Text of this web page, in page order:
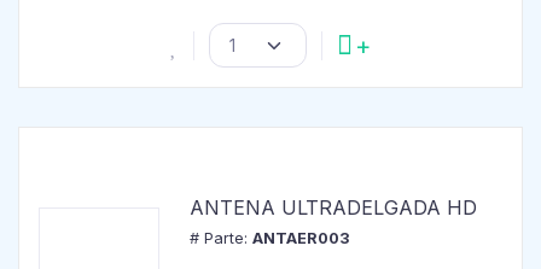
ANTENA ULTRADELGADA HD
# Parte: ANTAER003